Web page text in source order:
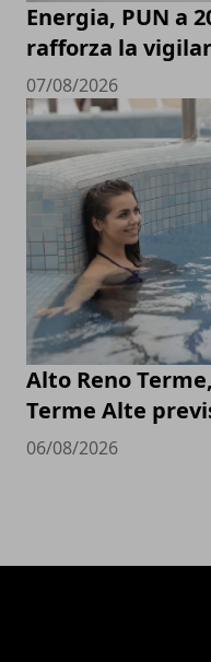
Energia, PUN a
rafforza la
07/08/2026
Alto Reno
Terme Alte
06/08/2026